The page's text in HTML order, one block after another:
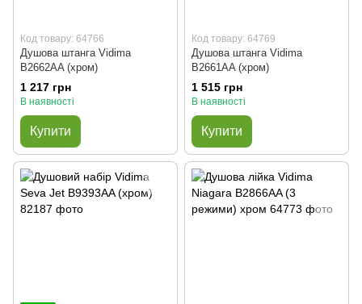
Код товару: 64766
Душова штанга Vidima
B2662AA (хром)
1 217 грн
В наявності
Купити
Код товару: 64769
Душова штанга Vidima
B2661AA (хром)
1 515 грн
В наявності
Купити